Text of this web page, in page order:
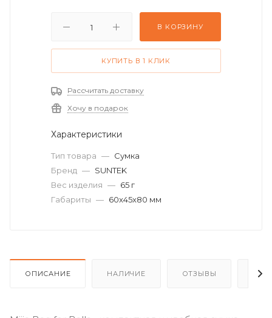
В КОРЗИНУ
КУПИТЬ В 1 КЛИК
Рассчитать доставку
Хочу в подарок
Характеристики
Тип товара — Сумка
Бренд — SUNTEK
Вес изделия — 65 г
Габариты — 60x45x80 мм
ОПИСАНИЕ НАЛИЧИЕ ОТЗЫВЫ